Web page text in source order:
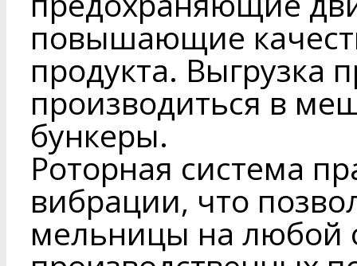
повышающие
продукта. Выгрузка
производиться в
бункеры.
Роторная система
вибрации, что
мельницы на любой